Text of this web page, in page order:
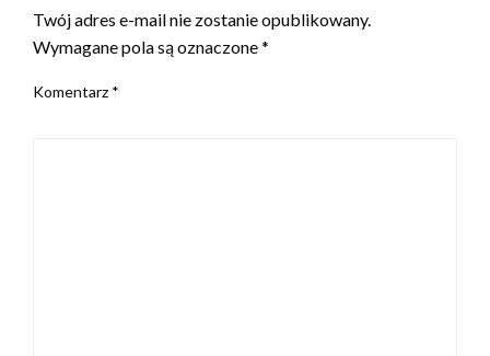
Twój adres e-mail nie zostanie opublikowany.
Wymagane pola są oznaczone*
Komentarz *